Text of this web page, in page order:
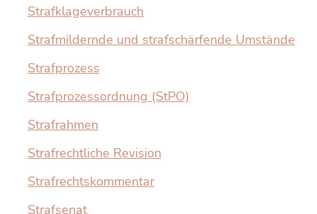
Strafklageverbrauch
Strafmildernde und strafschärfende Umstände
Strafprozess
Strafprozessordnung (StPO)
Strafrahmen
Strafrechtliche Revision
Strafrechtskommentar
Strafsenat